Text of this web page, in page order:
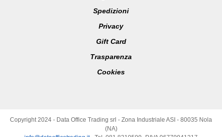
Spedizioni
Privacy
Gift Card
Trasparenza
Cookies
Copyright 2024 - Data Office Trading srl - Zona Industriale ASI - 80035 Nola
(NA)